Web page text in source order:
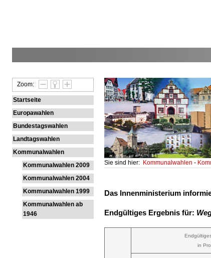
Zoom:
Startseite
Europawahlen
Bundestagswahlen
Landtagswahlen
Kommunalwahlen
Kommunalwahlen 2009
Kommunalwahlen 2004
Kommunalwahlen 1999
Kommunalwahlen ab
1946
Sie sind hier: Kommunalwahlen-
Das Innenministerium
Endgültiges Ergebnis für:
in